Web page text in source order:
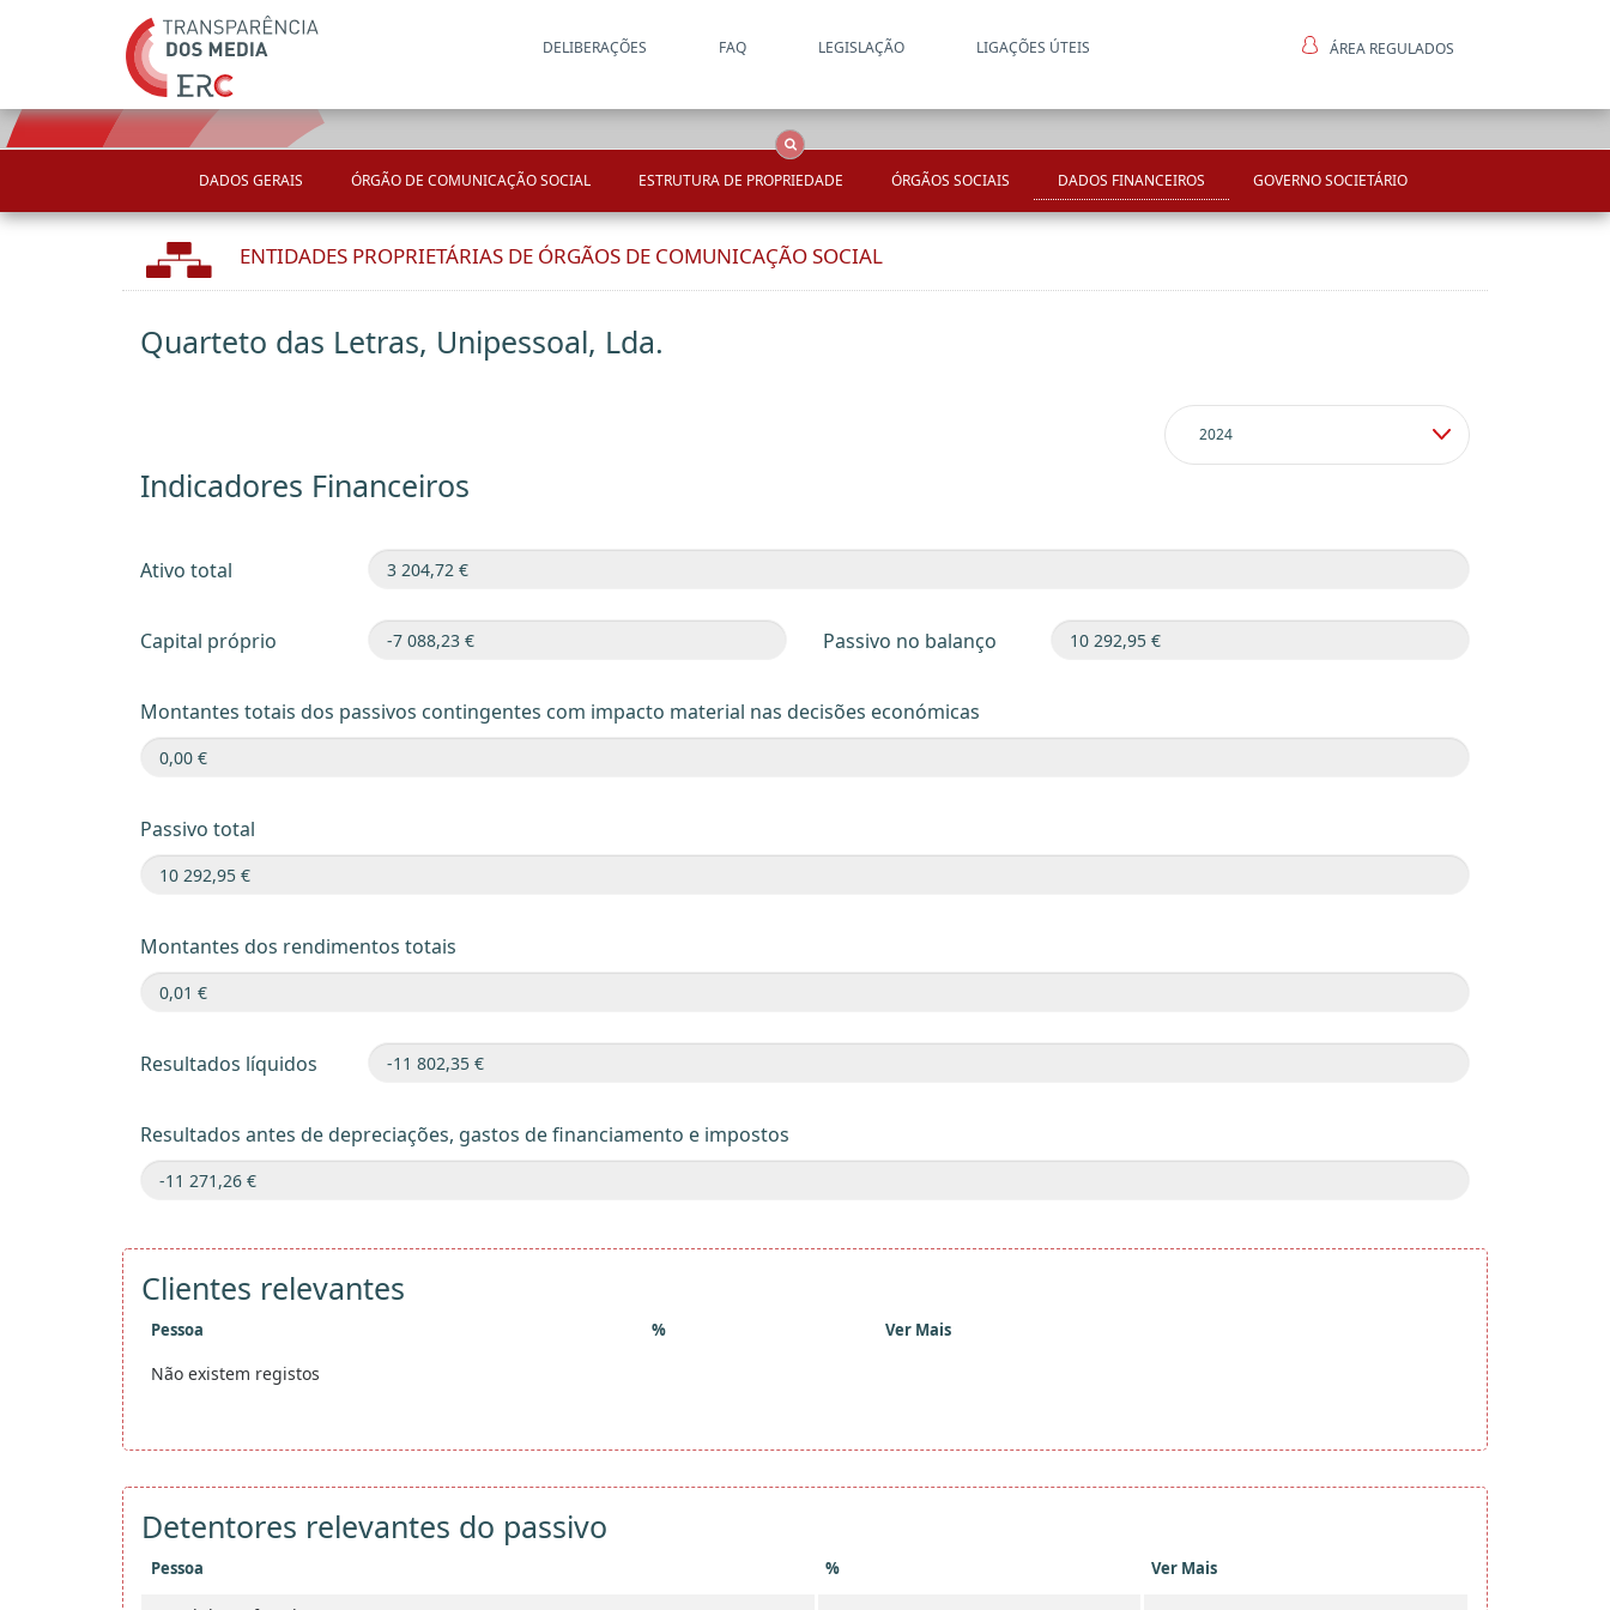
DELIBERAÇÕES FAQ LEGISLAÇÃO LIGAÇÕES ÚTEIS ÁREA REGULADOS
DADOS GERAIS ÓRGÃO DE COMUNICAÇÃO SOCIAL ESTRUTURA DE PROPRIEDADE ÓRGÃOS SOCIAIS DADOS FINANCEIROS GOVERNO SOCIETÁRIO
ENTIDADES PROPRIETÁRIAS DE ÓRGÃOS DE COMUNICAÇÃO SOCIAL
Quarteto das Letras, Unipessoal, Lda.
Indicadores Financeiros
Ativo total
Capital próprio Passivo no balanço
Montantes totais dos passivos contingentes com impacto material nas decisões económicas
Passivo total
Montantes dos rendimentos totais
Resultados líquidos
Resultados antes de depreciações, gastos de financiamento e impostos
Clientes relevantes
Pessoa % Ver Mais
Não existem registos
Detentores relevantes do passivo
Pessoa % Ver Mais